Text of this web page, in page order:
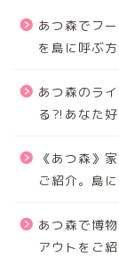
あつ森でフ
を島に呼ぶ
あつ森のラ
る⁈あなた
《あつ森》
ご紹介。島
あつ森で博
アウトをご